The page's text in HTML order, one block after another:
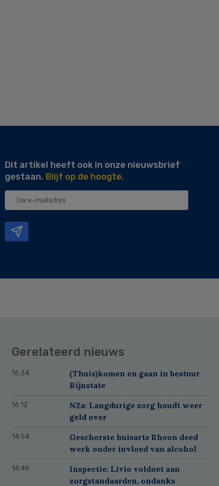
Dit artikel heeft ook in onze nieuwsbrief
gestaan. Blijf op de hoogte.
Uw
Gerelateerd nieuws
16:34
(Thuis)komen en gaan in bestuur
Rijnstate
16:12
NZa: Langdurige zorg houdt weer
geld over
14:54
Geschorste huisarts Rhoon deed
werk onder invloed van alcohol
14:49
Inspectie: Livio voldoet aan
zorgstandaarden, ondanks